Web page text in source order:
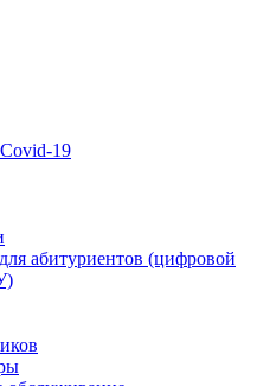
19
абитуриентов (цифровой